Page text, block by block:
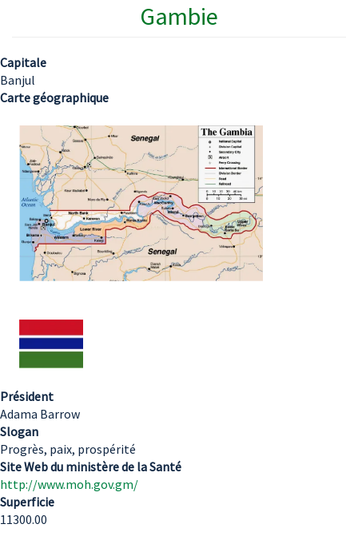
Gambie
Capitale
Banjul
Carte géographique
Image
Président
Adama Barrow
Slogan
Progrès, paix, prospérité
Site Web du ministère de la Santé
http://www.moh.gov.gm/
Superficie
11300.00